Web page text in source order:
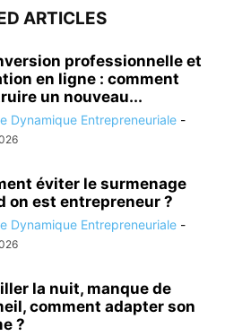
ARTICLES
professionnelle et
en ligne : comment
un nouveau...
Dynamique Entrepreneuriale -
éviter le surmenage
on est entrepreneur ?
Dynamique Entrepreneuriale -
la nuit, manque de
comment adapter son
?